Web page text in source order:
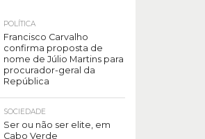
POLÍTICA
Francisco Carvalho
confirma proposta de
nome de Júlio Martins para
procurador-geral da
República
SOCIEDADE
Ser ou não ser elite, em
Cabo Verde